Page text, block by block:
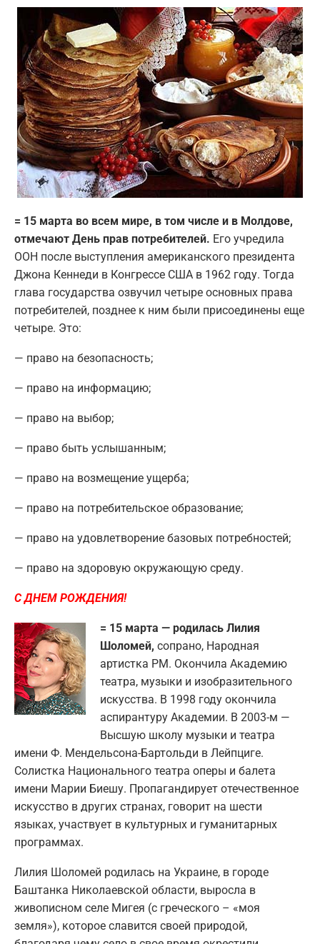
= 15 марта во всем мире, в том числе и в Молдове,
отмечают День прав потребителей. Его учредила
ООН после выступления американского президента
Джона Кеннеди в Конгрессе США в 1962 году. Тогда
глава государства озвучил четыре основных права
потребителей, позднее к ним были присоединены еще
четыре. Это:
— право на безопасность;
— право на информацию;
— право на выбор;
— право быть услышанным;
— право на возмещение ущерба;
— право на потребительское образование;
— право на удовлетворение базовых потребностей;
— право на здоровую окружающую среду.
С ДНЕМ РОЖДЕНИЯ!
= 15 марта — родилась Лилия
Шоломей, сопрано, Народная
артистка РМ. Окончила Академию
театра, музыки и изобразительного
искусства. В 1998 году окончила
аспирантуру Академии. В 2003-м —
Высшую школу музыки и театра
имени Ф. Мендельсона-Бартольди в Лейпциге.
Солистка Национального театра оперы и балета
имени Марии Биешу. Пропагандирует отечественное
искусство в других странах, говорит на шести
языках, участвует в культурных и гуманитарных
программах.
Лилия Шоломей родилась на Украине, в городе
Баштанка Николаевской области, выросла в
живописном селе Мигея (с греческого – «моя
земля»), которое славится своей природой,